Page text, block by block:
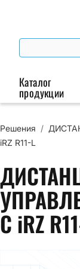
Каталог
продукции
Беспроводная
Роутеры
Промышленные
контроллеры
Решения /
iRZ R11-L
С iRZ